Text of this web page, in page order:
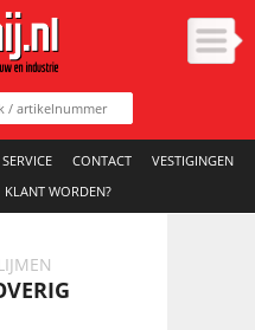
SERVICE CONTACT
VESTIGINGEN
KLANT WORDEN?